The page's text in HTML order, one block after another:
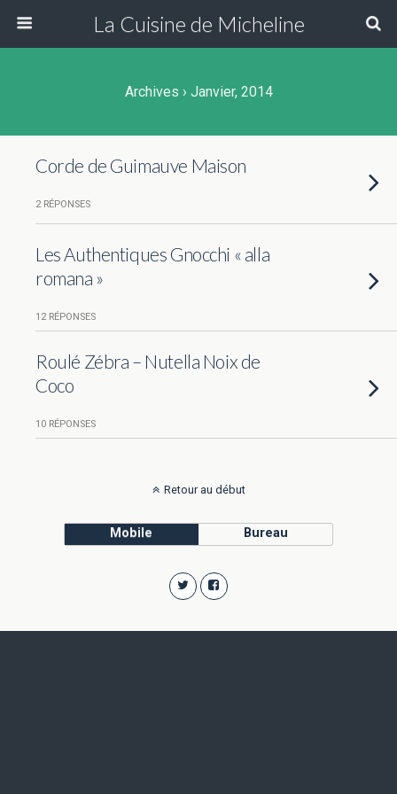
La Cuisine de Micheline
Archives › Janvier, 2014
Corde de Guimauve Maison
2 RÉPONSES
Les Authentiques Gnocchi « alla
romana »
12 RÉPONSES
Roulé Zébra – Nutella Noix de
Coco
10 RÉPONSES
Retour au début
Mobile Bureau